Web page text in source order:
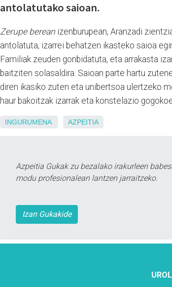
antolatutako saioan.
Zerupe berean izenburupean, Aranzadi
antolatuta, izarrei behatzen ikasteko saioa
Familiak zeuden gonbidatuta, eta arrakasta
baitziten solasaldira. Saioan parte hartu
diren ikasiko zuten eta unibertsoa ulertzeko
haur bakoitzak izarrak eta konstelazio
INGURUMENA AZPEITIA
Azpeitia Gukak zu bezalako irakurleen
modu profesionalean lantzen jarraitzeko.
Izan Gukakide